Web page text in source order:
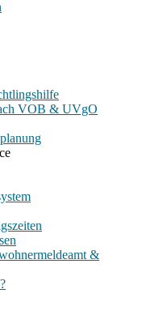
VOB & UVgO
&